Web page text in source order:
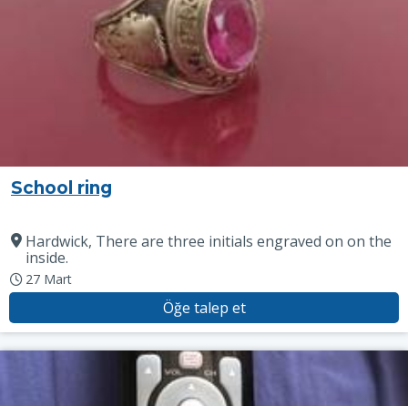
School ring
Hardwick, There are three initials engraved on on the
inside.
27 Mart
Öğe talep et